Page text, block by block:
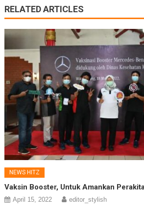
RELATED ARTICLES
NEWS HITZ
Vaksin Booster, Untuk Amankan
April 15, 2022 editor_stylish